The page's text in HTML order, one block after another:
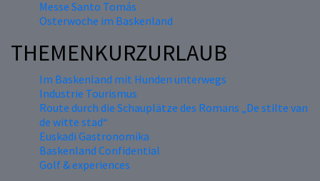
Messe Santo Tomás
Osterwoche im Baskenland
THEMENKURZURLAUB
Im Baskenland mit Hunden unterwegs
Industrie Tourismus
Route durch die Schauplätze des Romans „De stilte van
de witte stad“
Euskadi Gastronomika
Baskenland Confidential
Golf & experiences